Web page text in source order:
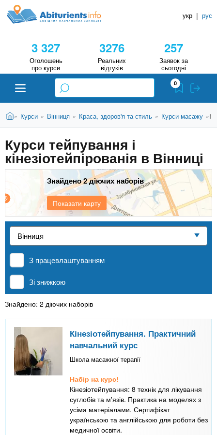
д
A
i
t
u
r
i
e
n
t
s
.
i
n
о
н
к
Н
в
ч
а
ь
и
л
а
д
3 327
Оголошень
про курси
3276
Реальних
відгуків
257
Заявок за
сьогодні
укр | рус
Абітурієнту
ЗВО (ВНЗ)
Коледжі
Курси
MBA
Онлайн курси
За кордоном
0
В
т
у
т
Головна
» Курси » Вінниця » Краса, здоров'я та стиль » Курси масажу »
Курси тейпування і
кінезіотейпірованія в Вінниці
Показати карту
Знайдено 2 діючих наборів
З працевлаштуванням
Зі знижкою
Знайдено: 2 діючих наборів
Кінезіотейпування. Практичний
навчальний курс
Школа масажної терапії
Набір на курс!
Кінезіотейпування: 8 технік для лікування
суглобів та м'язів. Практика на моделях з
усіма матеріалами. Сертифікат
українською та англійською для роботи без
медичної освіти.